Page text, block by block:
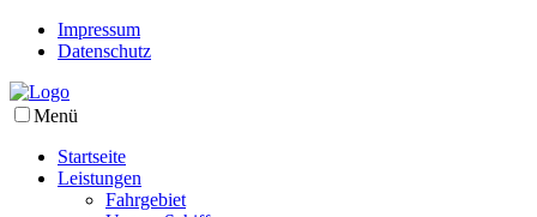
Impressum
Datenschutz
Menü
Startseite
Leistungen
Fahrgebiet